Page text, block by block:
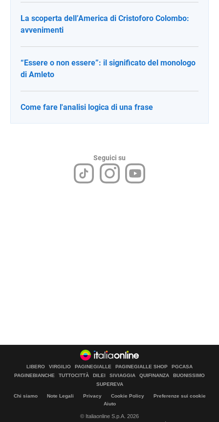
La scoperta dell’America di Cristoforo Colombo:
avvenimenti
“Essere o non essere”: il significato del monologo
di Amleto
Come fare l'analisi logica di una frase
Seguici su
LIBERO VIRGILIO PAGINEGIALLE PAGINEGIALLE SHOP
PGCASA
PAGINEBIANCHE
TUTTOCITTÀ DILEI SIVIAGGIA QUIFINANZA
BUONISSIMO
SUPEREVA
Chi siamo Note Legali Privacy Cookie Policy
Preferenze sui cookie
Aiuto
© Italiaonline S.p.A. 2026